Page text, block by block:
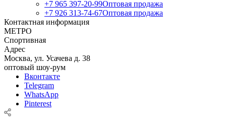
+7 965 397-20-99Оптовая продажа
+7 926 313-74-67Оптовая продажа
Контактная информация
МЕТРО
Спортивная
Адрес
Москва, ул. Усачева д. 38
оптовый шоу-рум
Вконтакте
Telegram
WhatsApp
Pinterest